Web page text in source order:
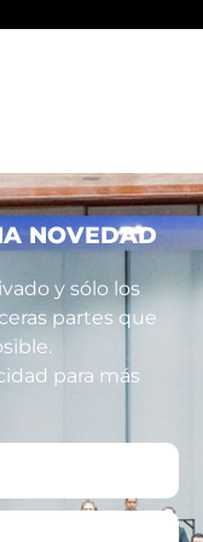
NOVEDAD
y sólo los
partes que
para más